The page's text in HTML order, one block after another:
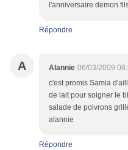
l'anniversaire demon
Répondre
A Alannie 06/03/2009
c'est promis Samia
de lait pour soigner le
salade de poivrons
alannie
Répondre